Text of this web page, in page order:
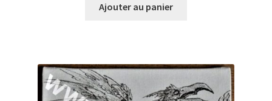
Ajouter au panier